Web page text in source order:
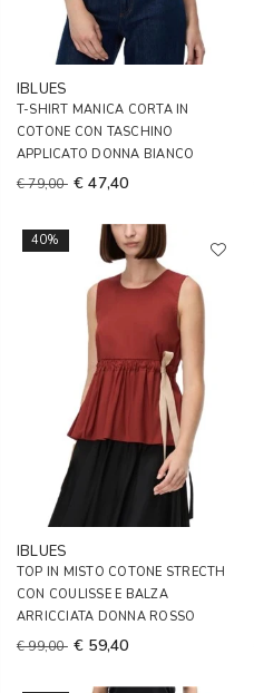
IBLUES
T-SHIRT MANICA CORTA IN
COTONE CON TASCHINO
APPLICATO DONNA BIANCO
€ 79,00 € 47,40
40%
IBLUES
TOP IN MISTO COTONE STRECTH
CON COULISSE E BALZA
ARRICCIATA DONNA ROSSO
€ 99,00 € 59,40